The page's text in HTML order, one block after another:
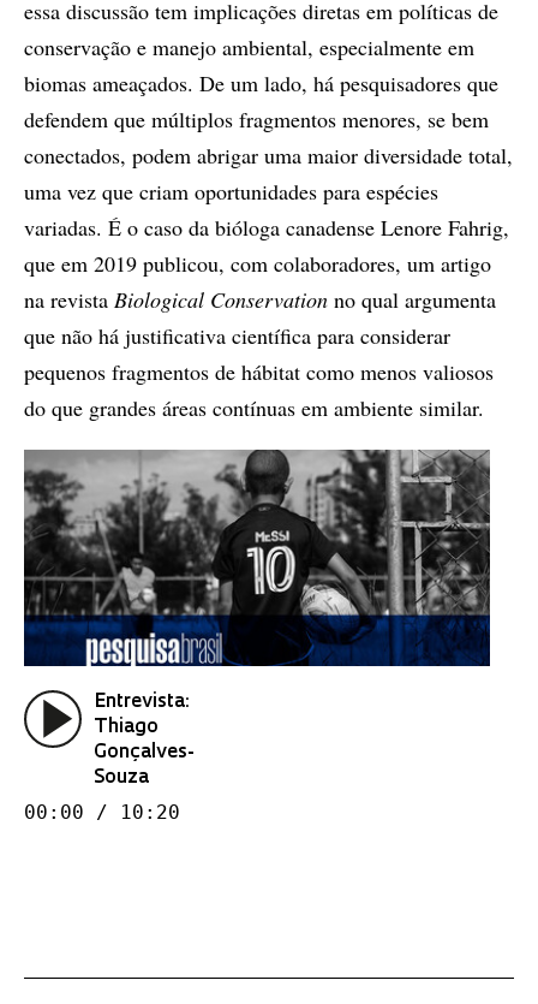
essa discussão tem implicações diretas em políticas de
conservação e manejo ambiental, especialmente em
biomas ameaçados. De um lado, há pesquisadores que
defendem que múltiplos fragmentos menores, se bem
conectados, podem abrigar uma maior diversidade total,
uma vez que criam oportunidades para espécies
variadas. É o caso da bióloga canadense Lenore Fahrig,
que em 2019 publicou, com colaboradores, um artigo
na revista Biological Conservation no qual argumenta
que não há justificativa científica para considerar
pequenos fragmentos de hábitat como menos valiosos
do que grandes áreas contínuas em ambiente similar.
Entrevista:
Thiago
Gonçalves-
Souza
00:00 / 10:20